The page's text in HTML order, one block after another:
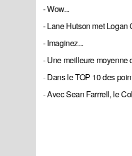
- Wow...
- Lane Hutson met Logan
- Imaginez...
- Une meilleure moyenne
- Dans le TOP 10 des
- Avec Sean Farrrell, le